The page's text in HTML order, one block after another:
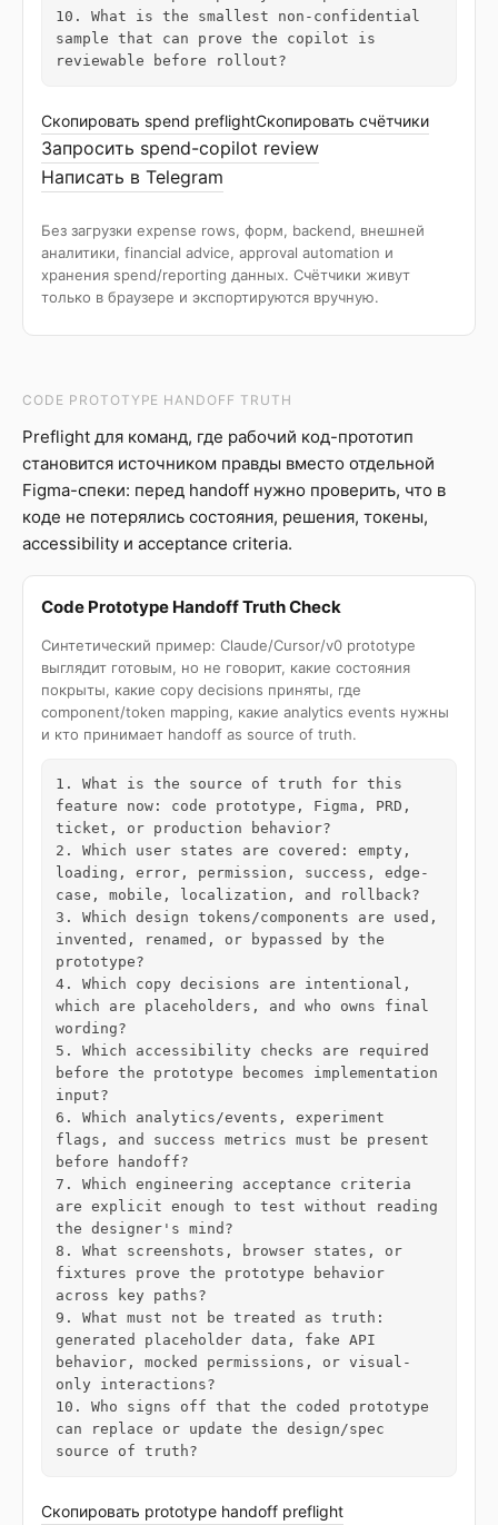
10. What is the smallest non-confidential
sample that can prove the copilot is
reviewable before rollout?
Скопировать spend preflightСкопировать счётчики
Запросить spend-copilot review
Написать в Telegram
Без загрузки expense rows, форм, backend, внешней
аналитики, financial advice, approval automation и
хранения spend/reporting данных. Счётчики живут
только в браузере и экспортируются вручную.
CODE PROTOTYPE HANDOFF TRUTH
Preflight для команд, где рабочий код-прототип
становится источником правды вместо отдельной
Figma-спеки: перед handoff нужно проверить, что в
коде не потерялись состояния, решения, токены,
accessibility и acceptance criteria.
Code Prototype Handoff Truth Check
Синтетический пример: Claude/Cursor/v0 prototype
выглядит готовым, но не говорит, какие состояния
покрыты, какие copy decisions приняты, где
component/token mapping, какие analytics events нужны
и кто принимает handoff as source of truth.
1. What is the source of truth for this
feature now: code prototype, Figma, PRD,
ticket, or production behavior?
2. Which user states are covered: empty,
loading, error, permission, success, edge-
case, mobile, localization, and rollback?
3. Which design tokens/components are used,
invented, renamed, or bypassed by the
prototype?
4. Which copy decisions are intentional,
which are placeholders, and who owns final
wording?
5. Which accessibility checks are required
before the prototype becomes implementation
input?
6. Which analytics/events, experiment
flags, and success metrics must be present
before handoff?
7. Which engineering acceptance criteria
are explicit enough to test without reading
the designer's mind?
8. What screenshots, browser states, or
fixtures prove the prototype behavior
across key paths?
9. What must not be treated as truth:
generated placeholder data, fake API
behavior, mocked permissions, or visual-
only interactions?
10. Who signs off that the coded prototype
can replace or update the design/spec
source of truth?
Скопировать prototype handoff preflight